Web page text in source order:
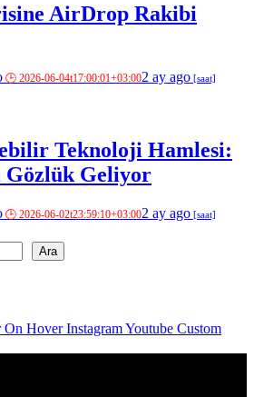
AirDrop Rakibi
2 ay ago
Teknoloji Hamlesi:
Gözlük Geliyor
2 ay ago
Ara
On Hover InstagramYoutube Custom